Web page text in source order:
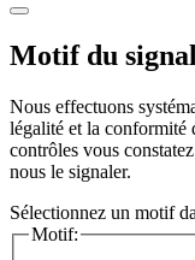
Motif du
Nous effectuons
légalité et la conformité
contrôles vous
nous le signaler.
Sélectionnez un motif
Motif: